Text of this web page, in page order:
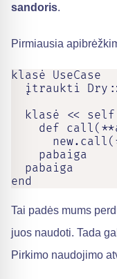
sandoris.
Pirmiausia
klasė UseCase
įtraukti
  klasė << self
def
    pabaiga
  pabaiga
end
Tai padės mums
juos naudoti. Tada
Pirkimo naudojimo